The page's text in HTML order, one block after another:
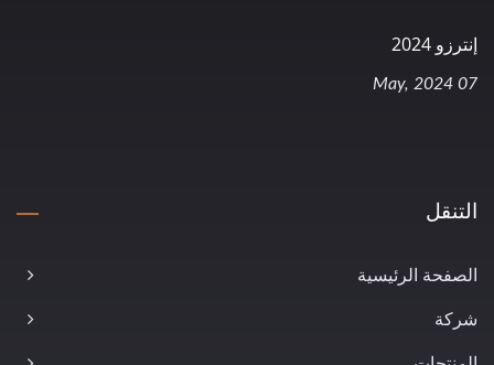
إنترزو 2024
07 May, 2024
التنقل
الصفحة الرئيسية
شركة